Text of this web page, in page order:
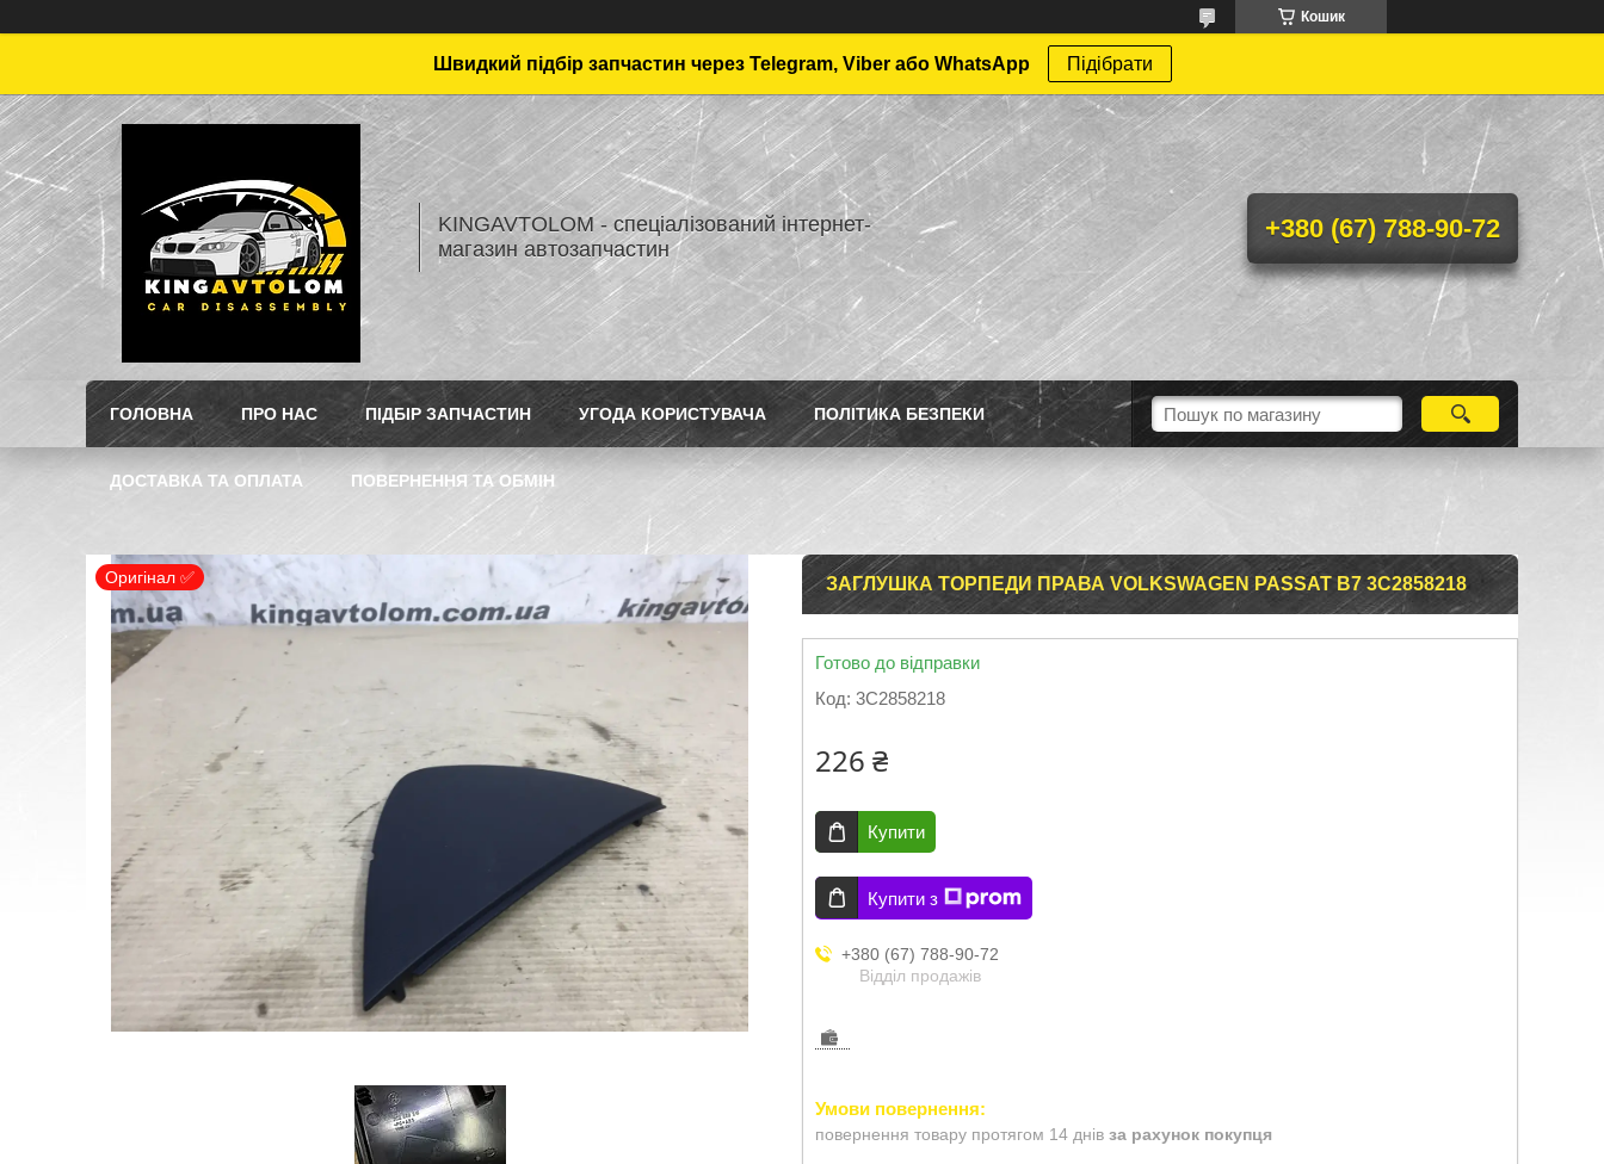
Кошик
Швидкий підбір запчастин через Telegram, Viber або WhatsApp Підібрати
KINGAVTOLOM - спеціалізований інтернет-
магазин автозапчастин
+380 (67) 788-90-72
ГОЛОВНА ПРО НАС ПІДБІР ЗАПЧАСТИН УГОДА КОРИСТУВАЧА ПОЛІТИКА БЕЗПЕКИ
ДОСТАВКА ТА ОПЛАТА ПОВЕРНЕННЯ ТА ОБМІН
Оригінал ✅ ЗАГЛУШКА ТОРПЕДИ ПРАВА VOLKSWAGEN PASSAT B7 3C2858218
Готово до відправки
Код: 3C2858218
226 ₴
Купити
Купити з
+380 (67) 788-90-72
Відділ продажів
повернення товару протягом 14 днів за рахунок покупця